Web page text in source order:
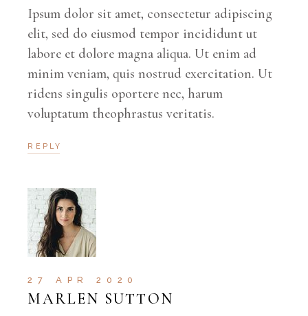
Ipsum dolor sit amet, consectetur adipiscing
elit, sed do eiusmod tempor incididunt ut
labore et dolore magna aliqua. Ut enim ad
minim veniam, quis nostrud exercitation. Ut
ridens singulis oportere nec, harum
voluptatum theophrastus veritatis.
REPLY
27 APR 2020
MARLEN SUTTON